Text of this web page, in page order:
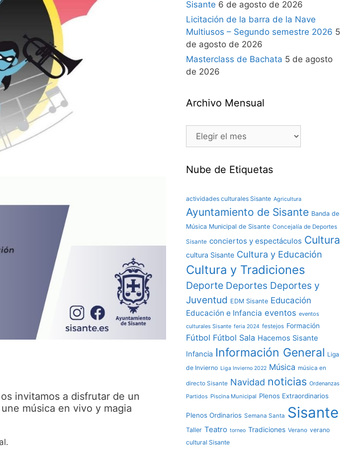
invitamos a disfrutar de un
música en vivo y magia
Sisante 6 de agosto de 2026
Licitación de la barra de la Nave
Multiusos – Segundo semestre 2026 5
de agosto de 2026
Masterclass de Bachata 5 de agosto
de 2026
Archivo Mensual
Nube de Etiquetas
actividades culturales Sisante Agricultura
Ayuntamiento de Sisante Banda de
Música Municipal de Sisante Concejalía de Deportes
Sisante conciertos y espectáculos Cultura
cultura Sisante Cultura y Educación
Cultura y Tradiciones
Deporte Deportes Deportes y
Juventud EDM Sisante Educación
Educación e Infancia eventos eventos
culturales Sisante feria 2024 festejos Formación
Fútbol Fútbol Sala Hacemos Sisante
Infancia Información General Liga
de Invierno Liga Invierno 2022 Música música en
directo Sisante Navidad noticias Ordenanzas
Partidos Piscina Municipal Plenos Extraordinarios
Plenos Ordinarios Semana Santa Sisante
Taller Teatro torneo Tradiciones Verano verano
cultural Sisante